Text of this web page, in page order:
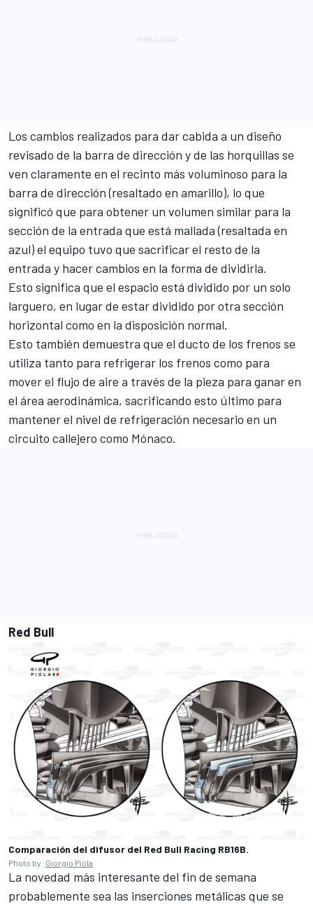
Los cambios realizados para dar cabida a un diseño
revisado de la barra de dirección y de las horquillas se
ven claramente en el recinto más voluminoso para la
barra de dirección (resaltado en amarillo), lo que
significó que para obtener un volumen similar para la
sección de la entrada que está mallada (resaltada en
azul) el equipo tuvo que sacrificar el resto de la
entrada y hacer cambios en la forma de dividirla.
Esto significa que el espacio está dividido por un solo
larguero, en lugar de estar dividido por otra sección
horizontal como en la disposición normal.
Esto también demuestra que el ducto de los frenos se
utiliza tanto para refrigerar los frenos como para
mover el flujo de aire a través de la pieza para ganar en
el área aerodinámica, sacrificando esto último para
mantener el nivel de refrigeración necesario en un
circuito callejero como Mónaco.
Red Bull
Comparación del difusor del Red Bull Racing RB16B.
Photo by: Giorgio Piola
La novedad más interesante del fin de semana
probablemente sea las inserciones metálicas que se